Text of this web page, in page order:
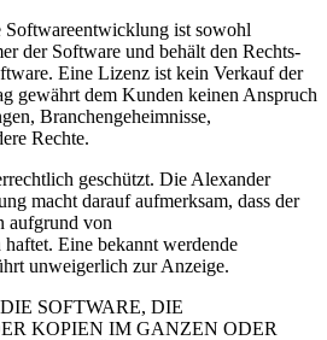
ist sowohl
der Software und behält den Rechts-
Eine Lizenz ist kein Verkauf der
gewährt dem Kunden keinen Anspruch
Branchengeheimnisse,
Rechte.
geschützt. Die Alexander
macht darauf aufmerksam, dass der
aufgrund von
Eine bekannt werdende
unweigerlich zur Anzeige.
SOFTWARE, DIE
KOPIEN IM GANZEN ODER